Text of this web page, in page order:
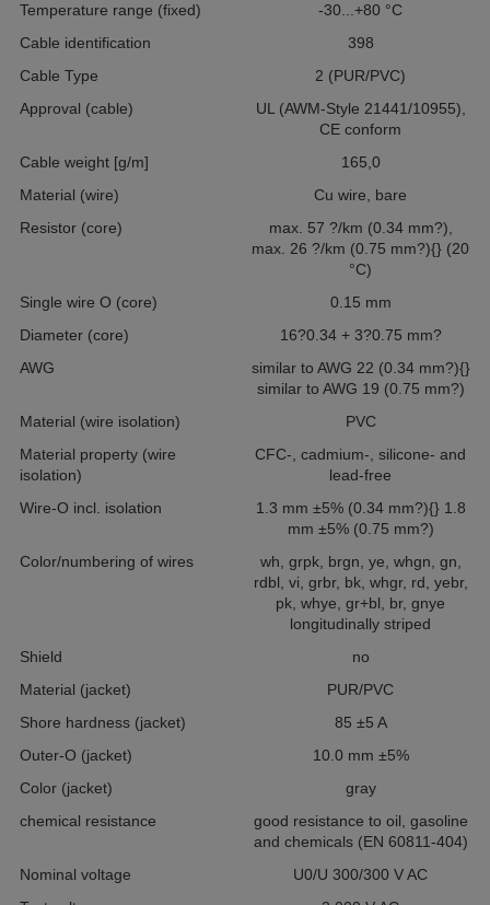
Temperature range (fixed)
-30...+80 °C
Cable identification
398
Cable Type
2 (PUR/PVC)
Approval (cable)
UL (AWM-Style 21441/10955),
CE conform
Cable weight [g/m]
165,0
Material (wire)
Cu wire, bare
Resistor (core)
max. 57 ?/km (0.34 mm?),
max. 26 ?/km (0.75 mm?){} (20
°C)
Single wire O (core)
0.15 mm
Diameter (core)
16?0.34 + 3?0.75 mm?
AWG
similar to AWG 22 (0.34 mm?){}
similar to AWG 19 (0.75 mm?)
Material (wire isolation)
PVC
Material property (wire
isolation)
CFC-, cadmium-, silicone- and
lead-free
Wire-O incl. isolation
1.3 mm ±5% (0.34 mm?){} 1.8
mm ±5% (0.75 mm?)
Color/numbering of wires
wh, grpk, brgn, ye, whgn, gn,
rdbl, vi, grbr, bk, whgr, rd, yebr,
pk, whye, gr+bl, br, gnye
longitudinally striped
Shield
no
Material (jacket)
PUR/PVC
Shore hardness (jacket)
85 ±5 A
Outer-O (jacket)
10.0 mm ±5%
Color (jacket)
gray
chemical resistance
good resistance to oil, gasoline
and chemicals (EN 60811-404)
Nominal voltage
U0/U 300/300 V AC